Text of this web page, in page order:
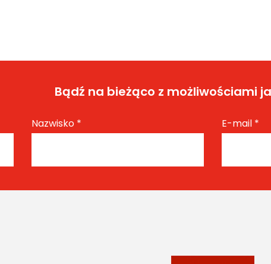
Bądź na bieżąco z możliwościami
Nazwisko * E-mail *